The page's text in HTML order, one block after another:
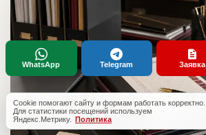
Cookie помогают сайту и формам работать корректно.
Для статистики посещений используем
Яндекс.Метрику. Политика
WhatsApp Telegram Заявка